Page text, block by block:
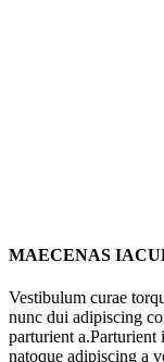
MAECENAS
Vestibulum curae
nunc dui adipiscing
parturient a.Parturient
natoque adipiscing a